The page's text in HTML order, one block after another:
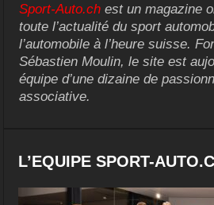
Sport-Auto.ch est un magazine
toute l’actualité du sport
l’automobile à l’heure suisse.
Sébastien Moulin, le site est
équipe d’une dizaine de
associative.
L’EQUIPE SPORT-